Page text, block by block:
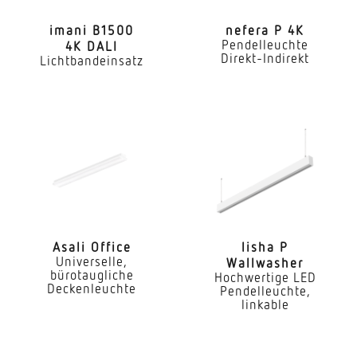
Mit Notlicht
Nein
Farbabweichung LED
SDCM3
imani B1500
4K DALI
Lichtbandeinsatz
nefera P 4K
Pendelleuchte
Direkt-Indirekt
Asali Office
Universelle,
bürotaugliche
Deckenleuchte
lisha P
Wallwasher
Hochwertige LED
Pendelleuchte,
linkable